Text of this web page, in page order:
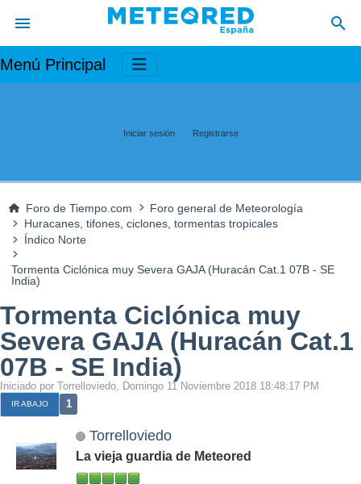
Menú Principal
Iniciar sesión Registrarse
Foro de Tiempo.com
Foro general de Meteorología
Huracanes, tifones, ciclones, tormentas tropicales
Índico Norte
Tormenta Ciclónica muy Severa GAJA (Huracán Cat.1 07B - SE
India)
Tormenta Ciclónica muy
Severa GAJA (Huracán Cat.1
07B - SE India)
Iniciado por Torrelloviedo, Domingo 11 Noviembre 2018 18:48:17 PM
IR ABAJO 1
Torrelloviedo
La vieja guardia de Meteored